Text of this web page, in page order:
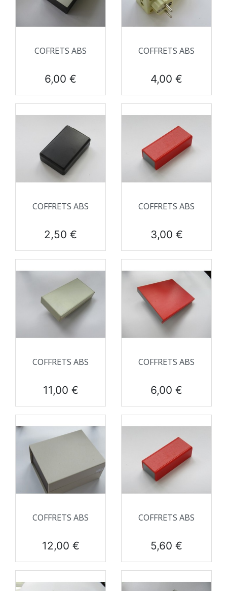
COFRETS ABS
Prix
6,00 €
COFFRETS ABS
Prix
4,00 €
COFFRETS ABS
Prix
2,50 €
COFFRETS ABS
Prix
3,00 €
COFFRETS ABS
Prix
11,00 €
COFFRETS ABS
Prix
6,00 €
COFFRETS ABS
Prix
12,00 €
COFFRETS ABS
Prix
5,60 €